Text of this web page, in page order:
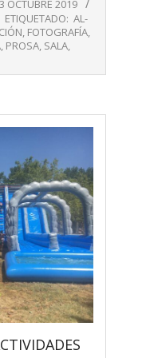
OCTUBRE 2019
ETIQUETADO: AL-
FOTOGRAFÍA,
PROSA SALA